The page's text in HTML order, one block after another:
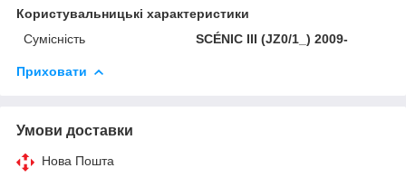
Користувальницькі характеристики
Сумісність
SCÉNIC III (JZ0/1_) 2009-
Приховати
Умови доставки
Нова Пошта